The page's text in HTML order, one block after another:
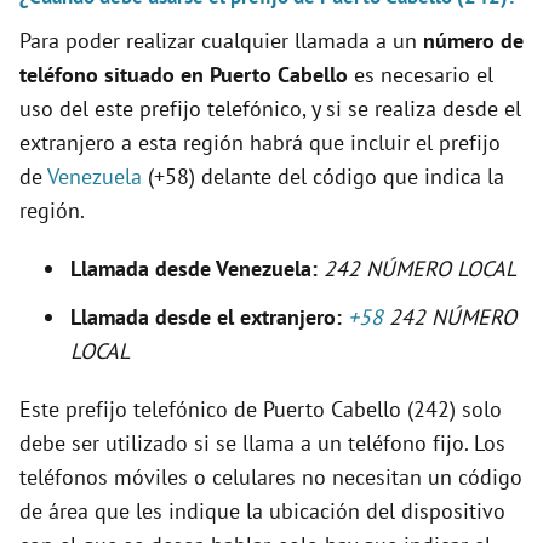
i
d
e
Para poder realizar cualquier llamada a un número de
teléfono situado en Puerto Cabello es necesario el
uso del este prefijo telefónico, y si se realiza desde el
extranjero a esta región habrá que incluir el prefijo
deVenezuela (+58) delante del código que indica la
región.
Llamada desde Venezuela: 242 NÚMERO LOCAL
Llamada desde el extranjero: +58242 NÚMERO
LOCAL
Este prefijo telefónico de Puerto Cabello (242) solo
debe ser utilizado si se llama a un teléfono fijo. Los
teléfonos móviles o celulares no necesitan un código
de área que les indique la ubicación del dispositivo